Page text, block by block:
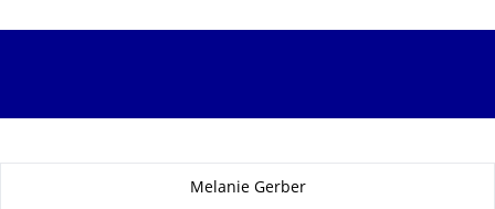
Melanie Gerber